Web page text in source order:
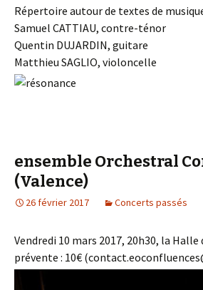
Répertoire autour de textes de
Samuel CATTIAU, contre-ténor
Quentin DUJARDIN, guitare
Matthieu SAGLIO, violoncelle
ensemble Orchestral
(Valence)
26 février 2017 Concerts passés
Vendredi 10 mars 2017, 20h30, la
prévente : 10€